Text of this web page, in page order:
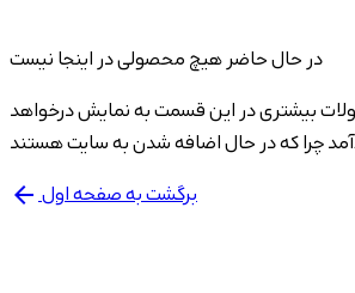
در حال حاضر هیچ محصولی در اینجا نیست
بیشتری در این قسمت به نمایش درخواهد
سایت هستند.
arrow_back برگشت به صفحه اول